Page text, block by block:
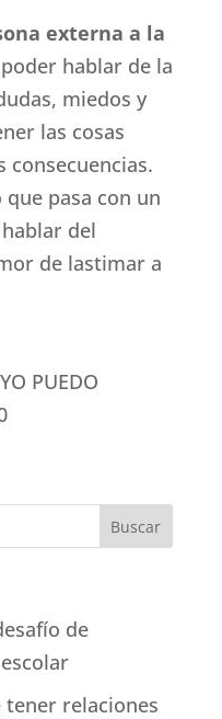
externa a la
hablar de la
miedos y
las cosas
consecuencias.
pasa con un
del
de lastimar a
PUEDO
de
relaciones